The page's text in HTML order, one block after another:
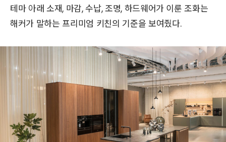
테마 아래 소재, 마감, 수납, 조명, 하드웨어가 이룬 조화는
해커가 말하는 프리미엄 키친의 기준을 보여줬다.